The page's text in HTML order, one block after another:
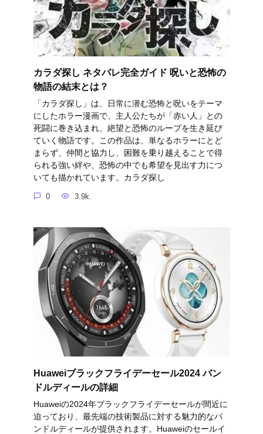
カラダ探し ネタバレ完全ガイド 呪いと恐怖の
物語の結末とは？
「カラダ探し」は、日常に潜む恐怖と呪いをテーマ
にしたホラー漫画で、主人公たちが「赤い人」との
死闘に巻き込まれ、絶望と恐怖のループを生き延び
ていく物語です。この作品は、単なるホラーにとど
まらず、仲間と協力し、困難を乗り越えることで得
られる強い絆や、恐怖の中でも希望を見出す力につ
いても描かれています。カラダ探し
0 3.9k.
Huaweiブラックフライデーセール2024 バン
ドルディールの詳細
Huaweiの2024年ブラックフライデーセールが間近に
迫っており、最先端の技術製品に対する魅力的なバ
ンドルディールが提供されます。Huaweiのセールイ